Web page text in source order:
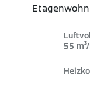
55